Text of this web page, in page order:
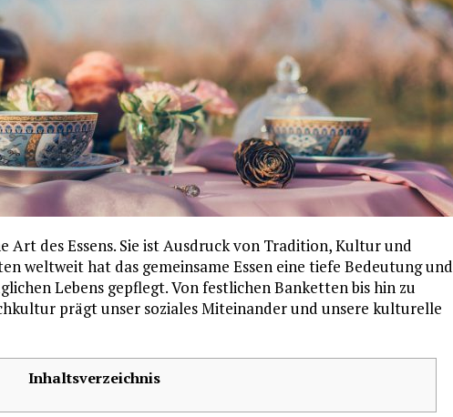
Art des Essens. Sie ist Ausdruck von Tradition, Kultur und
weltweit hat das gemeinsame Essen eine tiefe Bedeutung und
Lebens gepflegt. Von festlichen Banketten bis hin zu
prägt unser soziales Miteinander und unsere kulturelle
Inhaltsverzeichnis